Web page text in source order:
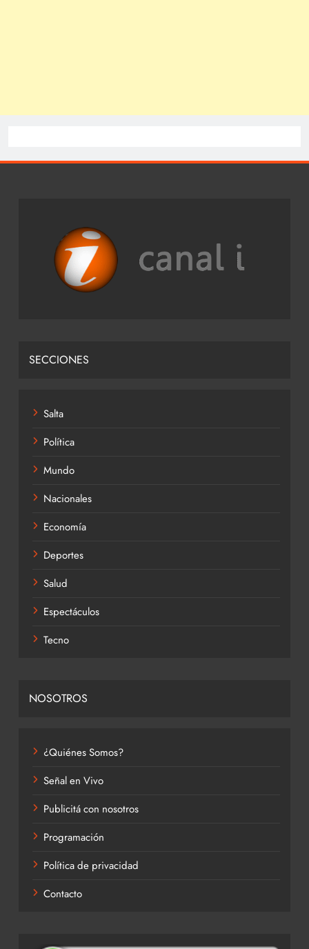
SECCIONES
Salta
Política
Mundo
Nacionales
Economía
Deportes
Salud
Espectáculos
Tecno
NOSOTROS
¿Quiénes Somos?
Señal en Vivo
Publicitá con nosotros
Programación
Política de privacidad
Contacto